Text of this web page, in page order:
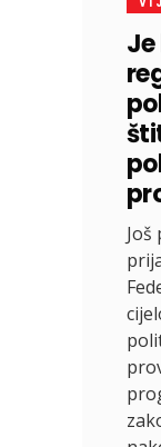
Je
Još